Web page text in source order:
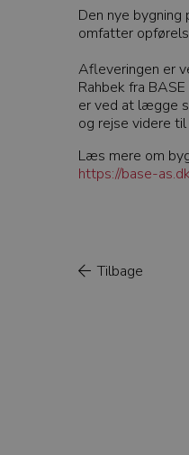
Den nye
omfatter
Afleveringen er
Rahbek fra
er ved at lægge
og rejse videre
Læs mere om
https://base-
Tilbage